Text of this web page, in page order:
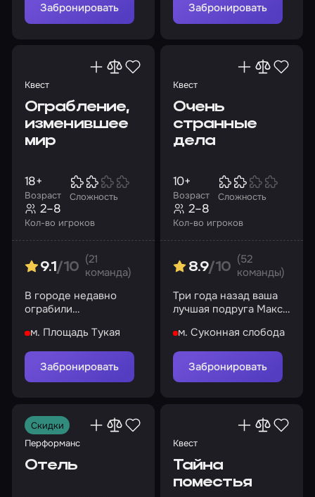
Забронировать Забронировать
Квест
Ограбление,
изменившее
мир
Возраст
18+
Сложность
Кол-во игроков
2–8
9.1 /10
(21
команда)
В городе недавно
ограбили
человека. Помогите
найти грабителя...
м. Площадь Тукая
Забронировать
Квест
Очень
странные
дела
Возраст
10+
Сложность
Кол-во игроков
2–8
8.9/10
(52
команды)
Три года назад ваша
лучшая подруга Макс
исчезла
м. Суконная слобода
Забронировать
Скидки
Перформанс
Отель
Квест
Тайна
поместья